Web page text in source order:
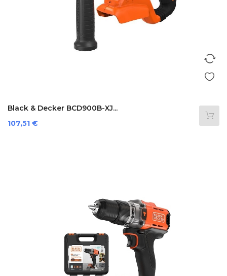
Black & Decker BCD900B-XJ...
Prezzo
107,51 €